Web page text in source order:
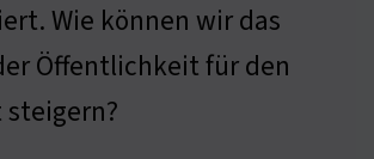
Wie können wir das
Öffentlichkeit für den